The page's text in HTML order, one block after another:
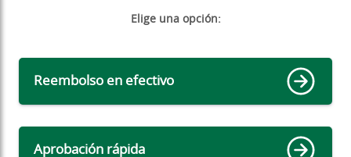
Elige una opción:
Reembolso en efectivo
Aprobación rápida